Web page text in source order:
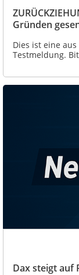
Gründen
Dies ist eine
Testmeldung.
Dax steigt auf